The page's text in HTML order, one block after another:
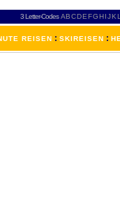
3 Letter-Codes ABCDEFGH IJKL
REISEN : SKIREISEN :